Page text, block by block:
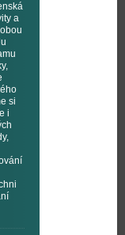
a
si
i